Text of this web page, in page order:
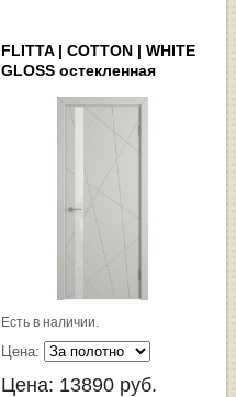
FLITTA | COTTON | WHITE
GLOSS остекленная
Есть в наличии.
Цена:
Цена: 13890 руб.